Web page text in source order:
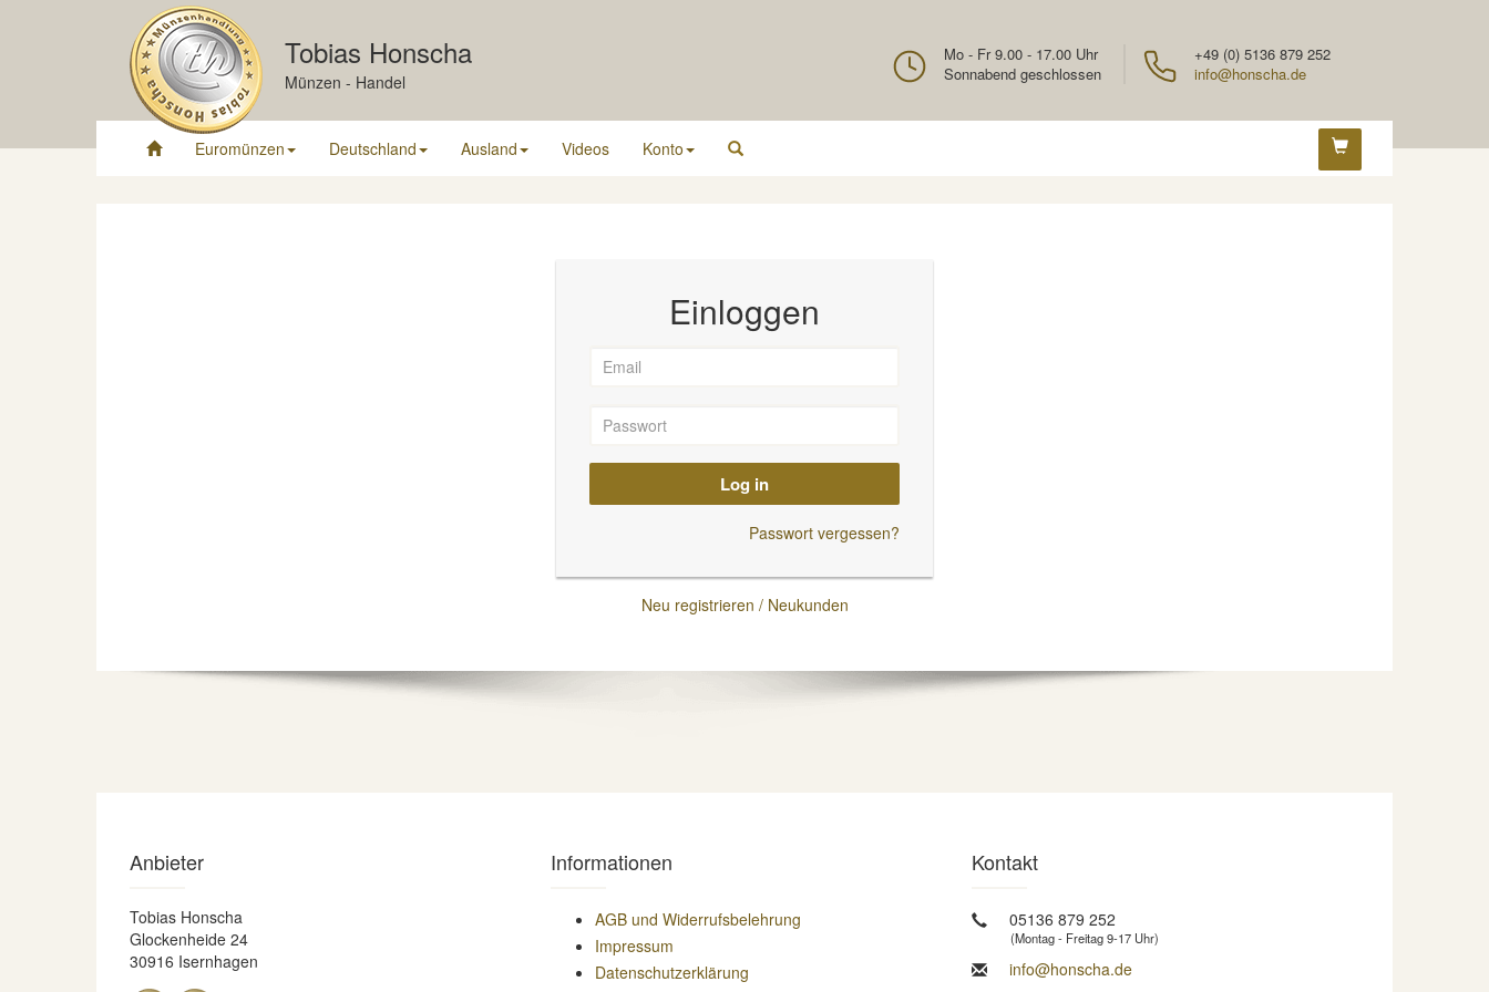
Tobias Honscha
Münzen - Handel
+49 (0) 5136 879 252
info@honscha.de
Mo - Fr 9.00 - 17.00 Uhr
Sonnabend geschlossen
Euromünzen Deutschland Ausland Videos Konto
Einloggen
Log in
Passwort vergessen?
Neu registrieren / Neukunden
Anbieter
Tobias Honscha
Glockenheide 24
30916 Isernhagen
Informationen
AGB und Widerrufsbelehrung
Impressum
Datenschutzerklärung
Kontakt
05136 879 252
(Montag - Freitag 9-17 Uhr)
info@honscha.de